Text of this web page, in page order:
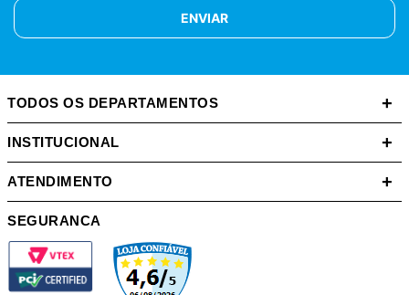
ENVIAR
TODOS OS DEPARTAMENTOS +
INSTITUCIONAL +
ATENDIMENTO +
SEGURANCA